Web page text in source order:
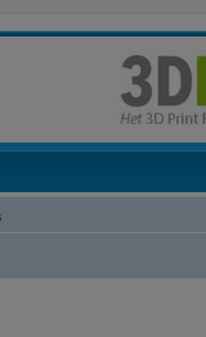
tab)